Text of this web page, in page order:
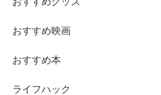
おすすめ映画
おすすめ本
ライフハック